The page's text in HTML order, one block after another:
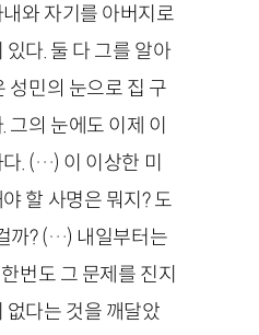
와 자기를 아버지로
다. 둘 다 그를 알아
성민의 눈으로 집 구
그의 눈에도 이제 이
. (…) 이 이상한 미
할 사명은 뭐지? 도
까? (…) 내일부터는
번도 그 문제를 진지
없다는 것을 깨달았